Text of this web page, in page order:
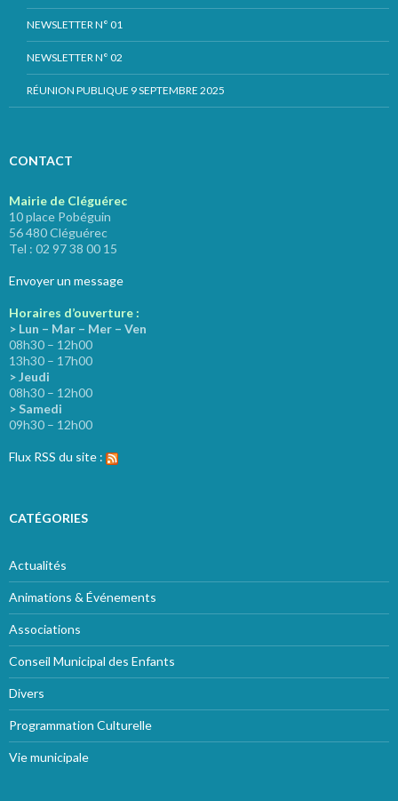
NEWSLETTER N° 01
NEWSLETTER N° 02
RÉUNION PUBLIQUE 9 SEPTEMBRE 2025
CONTACT
Mairie de Cléguérec
10 place Pobéguin
56 480 Cléguérec
Tel : 02 97 38 00 15
Envoyer un message
Horaires d’ouverture :
> Lun – Mar – Mer – Ven
08h30 – 12h00
13h30 – 17h00
> Jeudi
08h30 – 12h00
> Samedi
09h30 – 12h00
Flux RSS du site :
CATÉGORIES
Actualités
Animations & Événements
Associations
Conseil Municipal des Enfants
Divers
Programmation Culturelle
Vie municipale